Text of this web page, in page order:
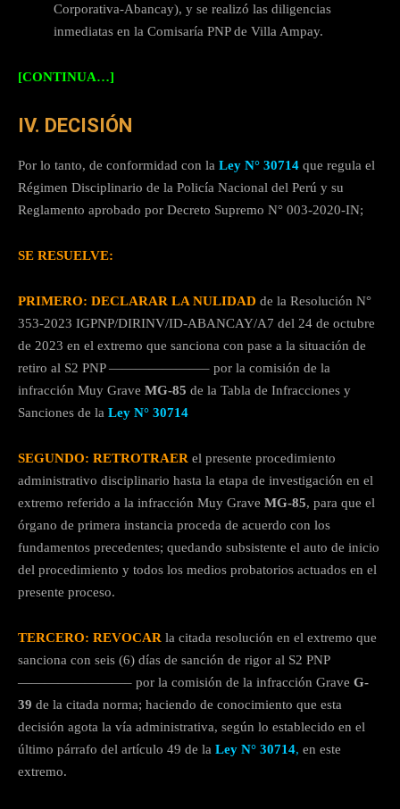
Corporativa-Abancay), y se realizó las diligencias
inmediatas en la Comisaría PNP de Villa Ampay.
[CONTINUA…]
IV. DECISIÓN
Por lo tanto, de conformidad con la Ley N° 30714 que regula el
Régimen Disciplinario de la Policía Nacional del Perú y su
Reglamento aprobado por Decreto Supremo N° 003-2020-IN;
SE RESUELVE:
PRIMERO: DECLARAR LA NULIDAD de la Resolución N°
353-2023 IGPNP/DIRINV/ID-ABANCAY/A7 del 24 de octubre
de 2023 en el extremo que sanciona con pase a la situación de
retiro al S2 PNP ———————– por la comisión de la
infracción Muy Grave MG-85 de la Tabla de Infracciones y
Sanciones de la Ley N° 30714
SEGUNDO: RETROTRAER el presente procedimiento
administrativo disciplinario hasta la etapa de investigación en el
extremo referido a la infracción Muy Grave MG-85, para que el
órgano de primera instancia proceda de acuerdo con los
fundamentos precedentes; quedando subsistente el auto de inicio
del procedimiento y todos los medios probatorios actuados en el
presente proceso.
TERCERO: REVOCAR la citada resolución en el extremo que
sanciona con seis (6) días de sanción de rigor al S2 PNP
————————– por la comisión de la infracción Grave G-
39 de la citada norma; haciendo de conocimiento que esta
decisión agota la vía administrativa, según lo establecido en el
último párrafo del artículo 49 de la Ley N° 30714, en este
extremo.